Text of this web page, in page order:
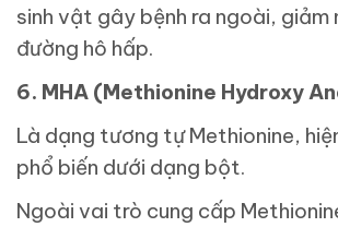
sinh vật gây bệnh ra ngoài, giảm
đường hô hấp.
6. MHA (Methionine Hydroxy
Là dạng tương tự Methionine,
phổ biến dưới dạng bột.
Ngoài vai trò cung cấp